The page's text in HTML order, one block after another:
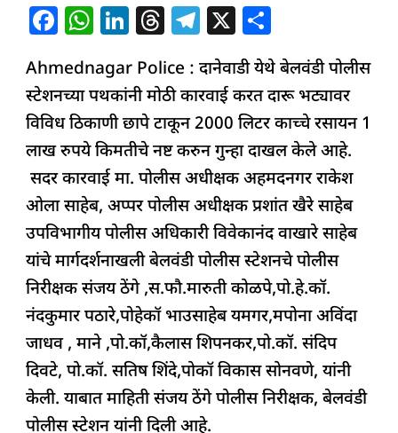
F
c
e
b
o
o
k
W
at
s
A
p
p
Li
k
e
dI
n
T
re
a
d
s
T
el
e
g
ra
m
X
h
ar
e
Ahmednagar Police : दानेवाडी येथे बेलवंडी पोलीस
स्टेशनच्या पथकांनी मोठी कारवाई करत दारू भट्यावर
विविध ठिकाणी छापे टाकून 2000 लिटर काच्चे रसायन 1
लाख रुपये किमतीचे नष्ट करुन गुन्हा दाखल केले आहे.
सदर कारवाई मा. पोलीस अधीक्षक अहमदनगर राकेश
ओला साहेब, अप्पर पोलीस अधीक्षक प्रशांत खैरे साहेब
उपविभागीय पोलीस अधिकारी विवेकानंद वाखारे साहेब
यांचे मार्गदर्शनाखली बेलवंडी पोलीस स्टेशनचे पोलीस
निरीक्षक संजय ठेंगे ,स.फौ.मारुती कोळपे,पो.हे.कॉ.
नंदकुमार पठारे,पोहेकॉ भाउसाहेब यमगर,मपोना अविंदा
जाधव , माने ,पो.कॉ,कैलास शिपनकर,पो.कॉ. संदिप
दिवटे, पो.कॉ. सतिष शिंदे,पोकॉ विकास सोनवणे, यांनी
केली. याबात माहिती संजय ठेंगे पोलीस निरीक्षक, बेलवंडी
पोलीस स्टेशन यांनी दिली आहे.